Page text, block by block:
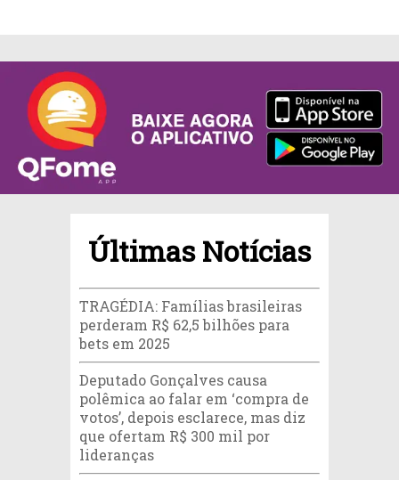
Últimas Notícias
TRAGÉDIA: Famílias brasileiras
perderam R$ 62,5 bilhões para
bets em 2025
Deputado Gonçalves causa
polêmica ao falar em ‘compra de
votos’, depois esclarece, mas diz
que ofertam R$ 300 mil por
lideranças